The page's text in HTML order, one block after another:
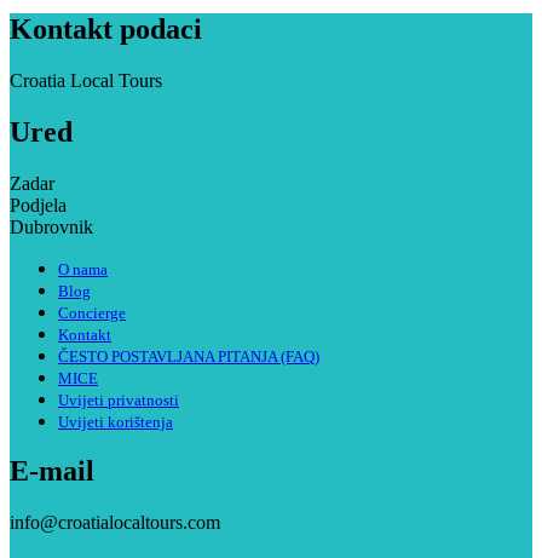
Kontakt podaci
Croatia Local Tours
Ured
Zadar
Podjela
Dubrovnik
O nama
Blog
Concierge
Kontakt
ČESTO POSTAVLJANA PITANJA (FAQ)
MICE
Uvijeti privatnosti
Uvijeti korištenja
E-mail
info@croatialocaltours.com